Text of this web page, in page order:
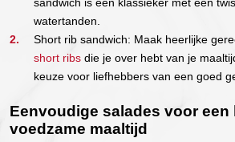
watertanden.
Short rib sandwich: Maak heerlijke
short ribs die je over hebt van je
keuze voor liefhebbers van een goed
Eenvoudige salades voor een
voedzame maaltijd